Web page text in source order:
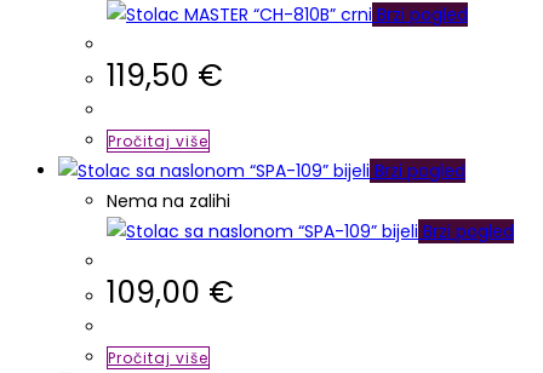
Brzi pogled
119,50 €
Pročitaj više
Brzi pogled
Nema na zalihi
Brzi pogled
109,00 €
Pročitaj više